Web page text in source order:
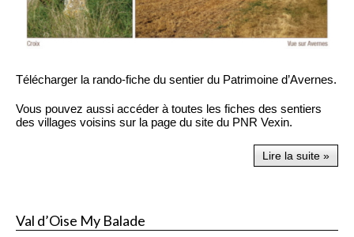
Télécharger la rando-fiche du sentier du Patrimoine d’Avernes.
Vous pouvez aussi accéder à toutes les fiches des sentiers
des villages voisins sur la page du site du PNR Vexin.
Lire la suite »
Val d’Oise My Balade